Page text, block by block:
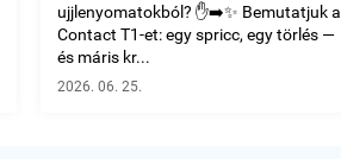
ujjlenyomatokból? ✋➡️✨ Bemutatjuk a
Contact T1-et: egy spricc, egy törlés —
és máris kr...
2026. 06. 25.